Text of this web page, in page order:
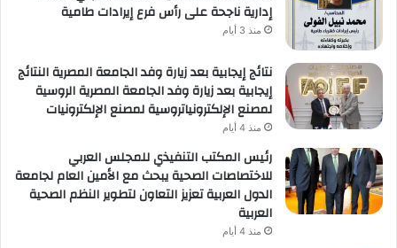
إدارية ناجحة على رأس فرع إيرادات طامية
منذ 3 أيام
نتائج إيجابية بعد زيارة وفد الجامعة المصرية النتائج
إيجابية بعد زيارة وفد الجامعة المصرية الروسية
لمصنع الإلكترونياتروسية لمصنع الإلكترونيات
منذ 4 أيام
رئيس المكتب التنفيذي للمجلس العربي
للاختصاصات الصحية يبحث مع الأمين العام لجامعة
الدول العربية تعزيز التعاون لتطوير النظم الصحية
العربية
منذ 4 أيام